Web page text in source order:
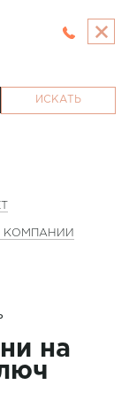
ИСКАТЬ
КОМПАНИИ
на